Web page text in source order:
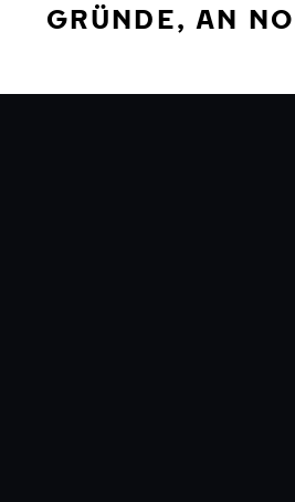
GRÜNDE, AN